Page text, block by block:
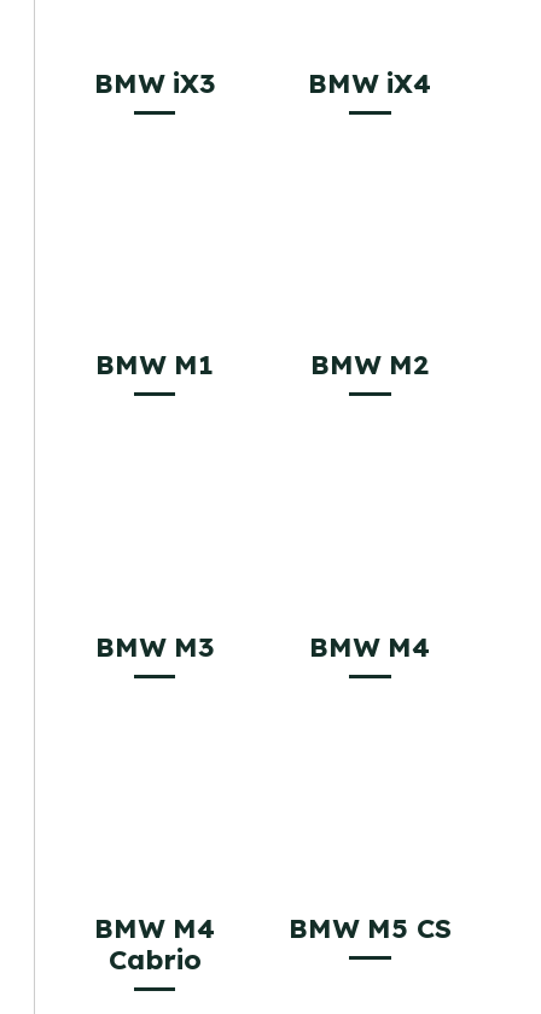
BMW iX3 BMW iX4
BMW M1 BMW M2
BMW M3 BMW M4
BMW M4
Cabrio
BMW M5 CS